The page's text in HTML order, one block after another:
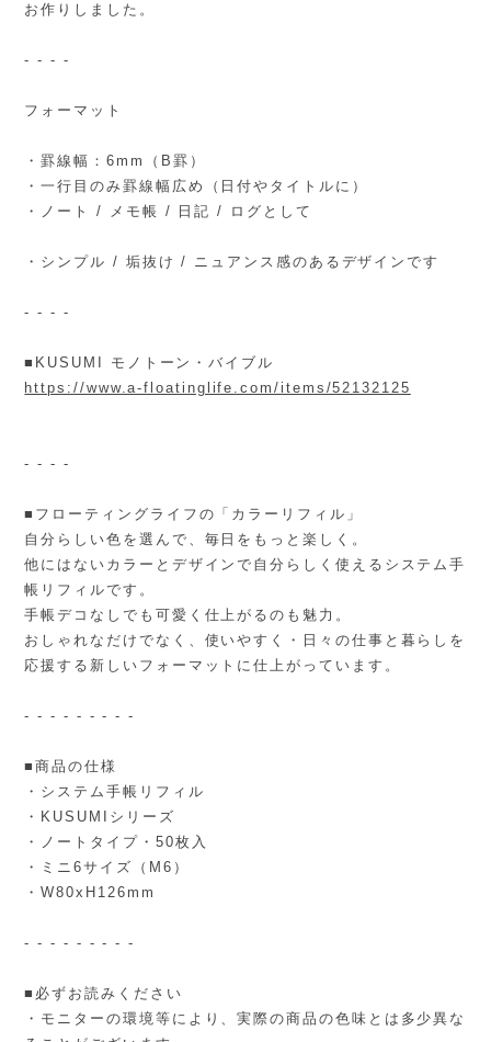
お作りしました。
- - - -
フォーマット
・罫線幅：6mm（B罫）
・一行目のみ罫線幅広め（日付やタイトルに）
・ノート / メモ帳 / 日記 / ログとして
・シンプル / 垢抜け / ニュアンス感のあるデザインです
- - - -
■KUSUMI モノトーン・バイブル
https://www.a-floatinglife.com/items/52132125
- - - -
■フローティングライフの「カラーリフィル」
自分らしい色を選んで、毎日をもっと楽しく。
他にはないカラーとデザインで自分らしく使えるシステム手
帳リフィルです。
手帳デコなしでも可愛く仕上がるのも魅力。
おしゃれなだけでなく、使いやすく・日々の仕事と暮らしを
応援する新しいフォーマットに仕上がっています。
- - - - - - - - -
■商品の仕様
・システム手帳リフィル
・KUSUMIシリーズ
・ノートタイプ・50枚入
・ミニ6サイズ（M6）
・W80xH126mm
- - - - - - - - -
■必ずお読みください
・モニターの環境等により、実際の商品の色味とは多少異な